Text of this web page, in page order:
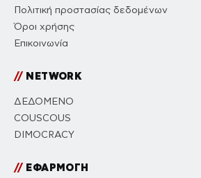
Πολιτική προστασίας δεδομένων
Όροι χρήσης
Επικοινωνία
//NETWORK
ΔΕΔΟΜΕΝΟ
COUSCOUS
DIMOCRACY
//ΕΦΑΡΜΟΓΗ